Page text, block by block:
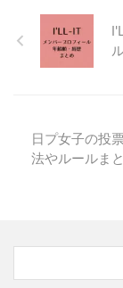
日プ女子の投
法やルールま